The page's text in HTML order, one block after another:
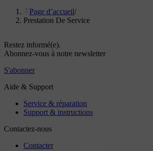
Page d’accueil/
Prestation De Service